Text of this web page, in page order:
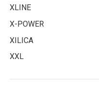
XLINE
X-POWER
XILICA
XXL